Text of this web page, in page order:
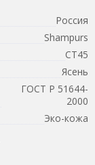
Россия
Shampurs
СТ45
Ясень
ГОСТ Р 51644-
2000
Эко-кожа